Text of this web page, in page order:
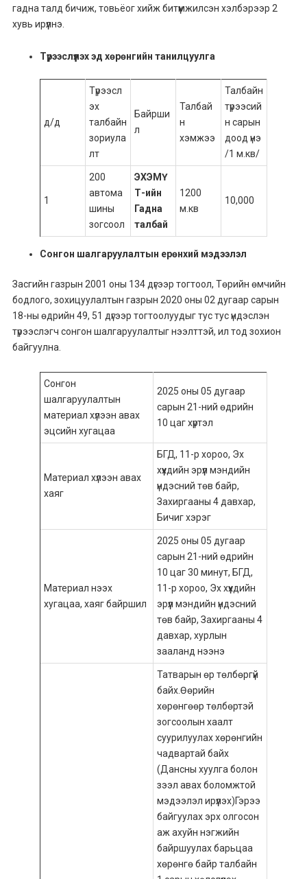
гадна талд бичиж, товьёог хийж битүүмжилсэн хэлбэрээр 2
хувь ирүүлнэ.
Түрээслүүлэх эд хөрөнгийн танилцуулга
д/д
Түрээсл
эх
талбайн
зориула
лт
Байрши
л
Талбай
н
хэмжээ
Талбайн
түрээсий
н сарын
доод үнэ
/1 м.кв/
1
200
автома
шины
зогсоол
ЭХЭМҮ
Т-ийн
Гадна
талбай
1200
м.кв
10,000
Сонгон шалгаруулалтын ерөнхий мэдээлэл
Засгийн газрын 2001 оны 134 дүгээр тогтоол, Төрийн өмчийн
бодлого, зохицуулалтын газрын 2020 оны 02 дугаар сарын
18-ны өдрийн 49, 51 дүгээр тогтоолуудыг тус тус үндэслэн
түрээслэгч сонгон шалгаруулалтыг нээлттэй, ил тод зохион
байгуулна.
Сонгон
шалгаруулалтын
материал хүлээн авах
эцсийн хугацаа
2025 оны 05 дугаар
сарын 21-ний өдрийн
10 цаг хүртэл
Материал хүлээн авах
хаяг
БГД, 11-р хороо, Эх
хүүхдийн эрүүл мэндийн
үндэсний төв байр,
Захиргааны 4 давхар,
Бичиг хэрэг
Материал нээх
хугацаа, хаяг байршил
2025 оны 05 дугаар
сарын 21-ний өдрийн
10 цаг 30 минут, БГД,
11-р хороо, Эх хүүхдийн
эрүүл мэндийн үндэсний
төв байр, Захиргааны 4
давхар, хурлын
зааланд нээнэ
Татварын өр төлбөргүй
байх.Өөрийн
хөрөнгөөр төлбөртэй
зогсоолын хаалт
суурилуулах хөрөнгийн
чадвартай байх
(Дансны хуулга болон
зээл авах боломжтой
мэдээлэл ирүүлэх)Гэрээ
байгуулах эрх олгосон
аж ахуйн нэгжийн
байршуулах барьцаа
хөрөнгө байр талбайн